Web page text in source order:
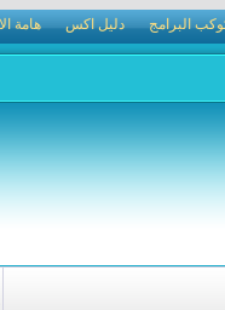
البرامج دليل اكس هامة